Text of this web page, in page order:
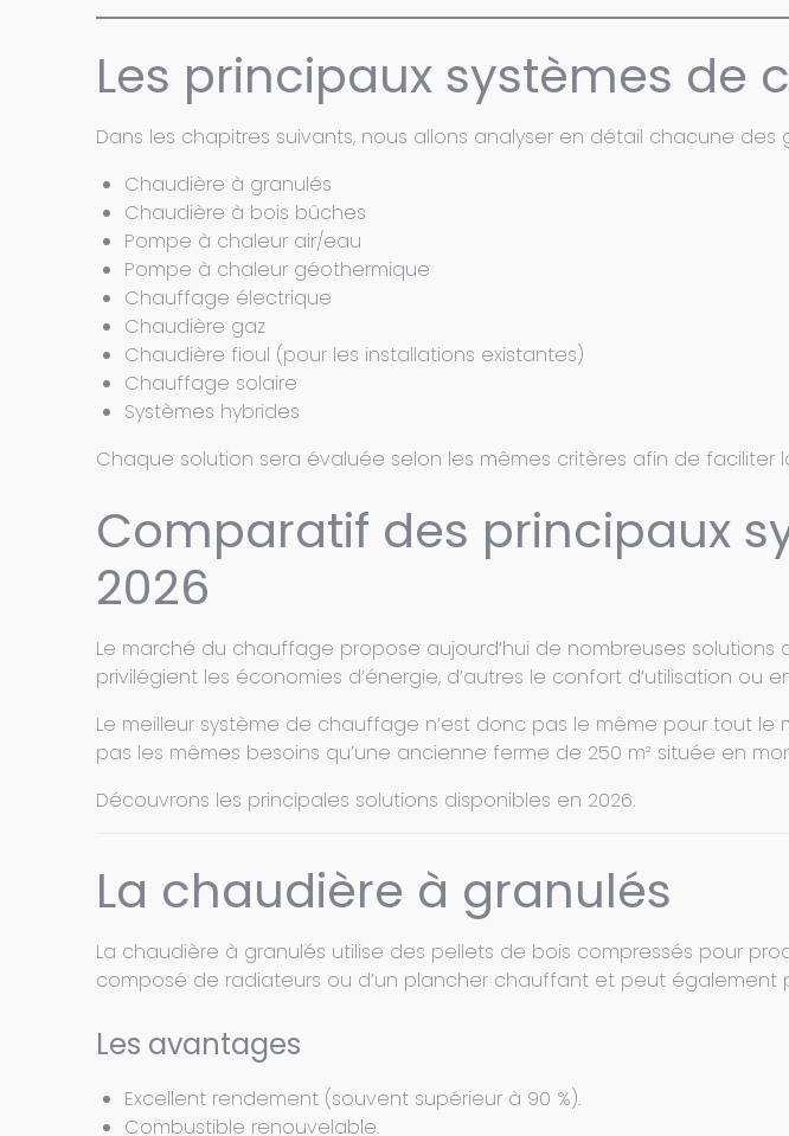
Les principaux systèmes de
Dans les chapitres suivants, nous allons analyser en détail chacune
Chaudière à granulés
Chaudière à bois bûches
Pompe à chaleur air/eau
Pompe à chaleur géothermique
Chauffage électrique
Chaudière gaz
Chaudière fioul (pour les installations existantes)
Chauffage solaire
Systèmes hybrides
Chaque solution sera évaluée selon les mêmes critères afin de faciliter
Comparatif des principaux
2026
Le marché du chauffage propose aujourd’hui de nombreuses
privilégient les économies d’énergie, d’autres le confort d’utilisation ou
Le meilleur système de chauffage n’est donc pas le même pour tout le
pas les mêmes besoins qu’une ancienne ferme de 250 m² située en
Découvrons les principales solutions disponibles en 2026.
La chaudière à granulés
La chaudière à granulés utilise des pellets de bois compressés pour
composé de radiateurs ou d’un plancher chauffant et peut également
Les avantages
Excellent rendement (souvent supérieur à 90 %).
Combustible renouvelable.